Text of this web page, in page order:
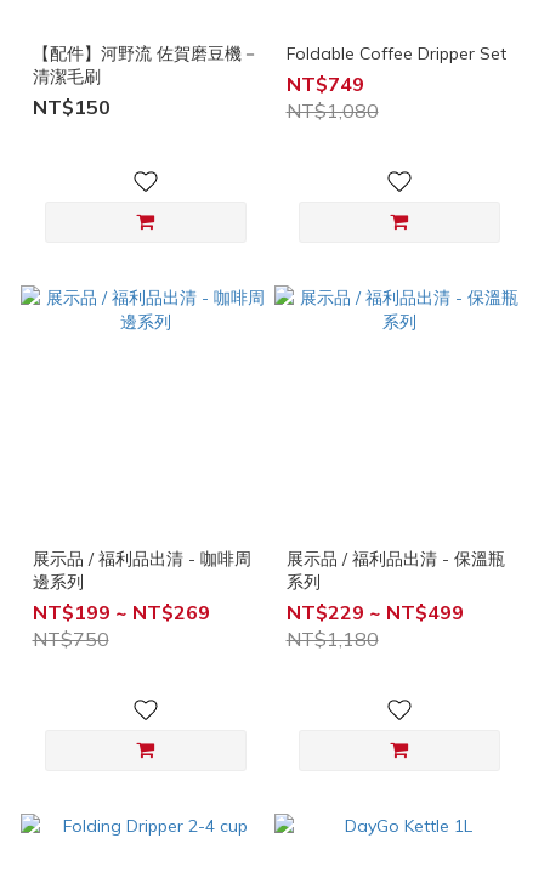
【配件】河野流 佐賀磨豆機－
清潔毛刷
NT$150
Foldable Coffee Dripper Set
NT$749
NT$1,080
展示品 / 福利品出清 - 咖啡周
邊系列
NT$199 ~ NT$269
NT$750
展示品 / 福利品出清 - 保溫瓶
系列
NT$229 ~ NT$499
NT$1,180